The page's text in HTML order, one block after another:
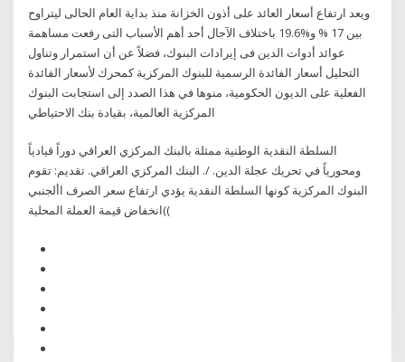
ويعد ارتفاع أسعار العائد على أذون الخزانة منذ بداية العام الحالى ليتراوح
بين 17 % و%19.6 باختلاف الآجال أحد أهم الأسباب التى رفعت مساهمة
عوائد أدوات الدين فى إيرادات البنوك، فضلاً عن أن استمرار وتناول
التحليل أسعار الفائدة الرسمية للبنوك المركزية كمحرك لأسعار الفائدة
الفعلية على الديون الحكومية، منوها في هذا الصدد إلى استجابت البنوك
المركزية العالمية، بقيادة بنك الاحتياطي
السلطة النقدية الوطنية ممثلة بالبنك المركزي العراقي دوراً قيادياً
ومحورياً في تحريك عجلة الدين. /. البنك المركزي العراقي. تقديم: تقوم
البنوك المركزية كونها السلطة النقدية يؤدي ارتفاع سعر الصرف األجنبي
)انخفاض قيمة العملة المحلية(